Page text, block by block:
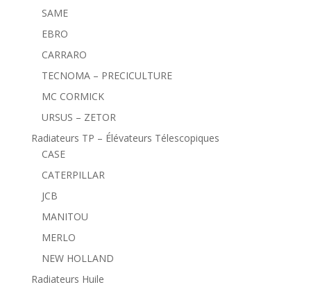
SAME
EBRO
CARRARO
TECNOMA – PRECICULTURE
MC CORMICK
URSUS – ZETOR
Radiateurs TP – Élévateurs Télescopiques
CASE
CATERPILLAR
JCB
MANITOU
MERLO
NEW HOLLAND
Radiateurs Huile